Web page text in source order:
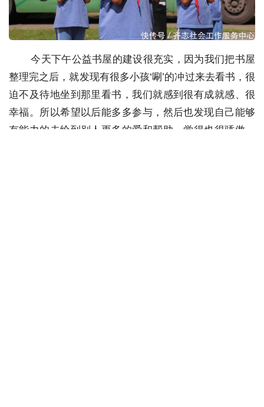
今天下午公益书屋的建设很充实，因为我们把书屋
整理完之后，就发现有很多小孩‘唰’的冲过来去看书，很
迫不及待地坐到那里看书，我们就感到很有成就感、很
幸福。所以希望以后能多多参与，然后也发现自己能够
有能力的去给到别人更多的爱和帮助，觉得也很骄傲，